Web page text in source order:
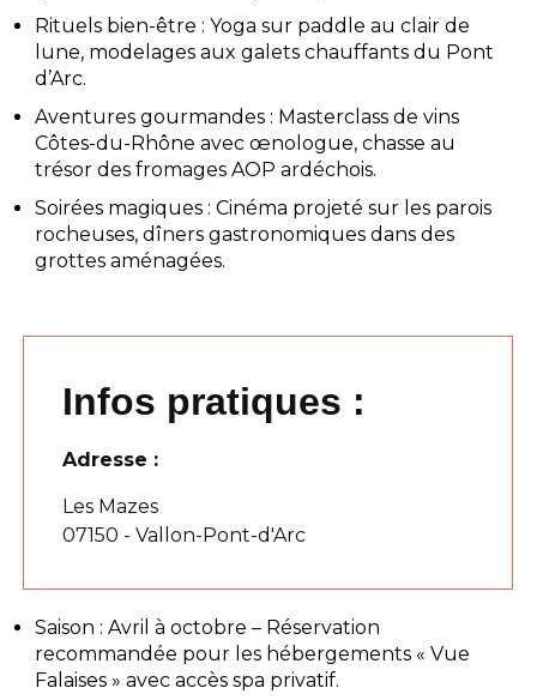
Rituels bien-être : Yoga sur paddle au clair de
lune, modelages aux galets chauffants du Pont
d’Arc.
Aventures gourmandes : Masterclass de vins
Côtes-du-Rhône avec œnologue, chasse au
trésor des fromages AOP ardéchois.
Soirées magiques : Cinéma projeté sur les parois
rocheuses, dîners gastronomiques dans des
grottes aménagées.
Infos pratiques :
Adresse :
Les Mazes
07150 - Vallon-Pont-d'Arc
Saison : Avril à octobre – Réservation
recommandée pour les hébergements « Vue
Falaises » avec accès spa privatif.